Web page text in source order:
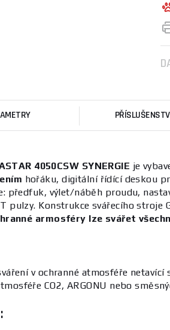
4050CSW SYNERGIE je
hořáku, digitální řídící deskou
předfuk, výlet/náběh proudu,
pulzy. Konstrukce svářecího stroje
armosféry lze svářet
v ochranné atmosféře netavící
CO2, ARGONU nebo